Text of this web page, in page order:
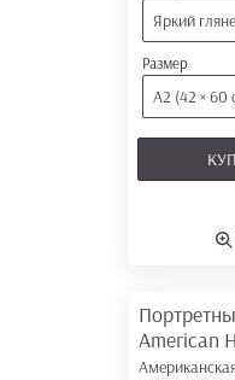
Яркий
Размер
А2 (42 × 60
American